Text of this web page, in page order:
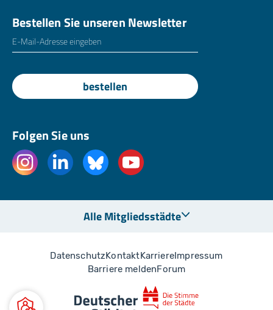
Bestellen Sie unseren Newsletter
E-Mailadresse
bestellen
Folgen Sie uns
Alle Mitgliedsstädte
DatenschutzKontaktKarriere Impressum
Barriere meldenForum